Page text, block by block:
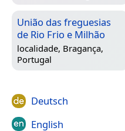
União das freguesias
de Rio Frio e Milhão
localidade, Bragança,
Portugal
Deutsch
English